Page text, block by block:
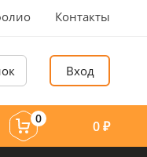
Контакты
Вход
0 0₽